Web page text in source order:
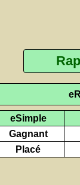
eSimple
Gagnant
Placé